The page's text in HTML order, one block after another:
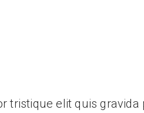
tristique elit quis gravida